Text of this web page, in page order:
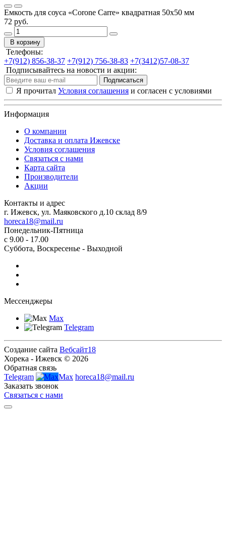
Емкость для соуса «Corone Carre» квадратная 50х50 мм
72 руб.
В корзину
Телефоны:
+7(912) 856-38-37 +7(912) 756-38-83 +7(3412)57-08-37
Подписывайтесь на новости и акции:
Подписаться
Я прочитал Условия соглашения и согласен с условиями
Информация
О компании
Доставка и оплата Ижевске
Условия соглашения
Связаться с нами
Карта сайта
Производители
Акции
Контакты и адрес
г. Ижевск, ул. Маяковского д.10 склад 8/9
horeca18@mail.ru
Понедельник-Пятница
с 9.00 - 17.00
Суббота, Воскресенье - Выходной
Мессенджеры
Max
Telegram
Создание сайта Вебсайт18
Хорека - Ижевск © 2026
Обратная связь
Telegram
Max horeca18@mail.ru
Заказать звонок
Связаться с нами